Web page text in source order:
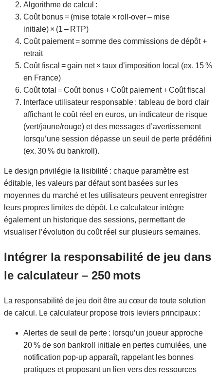
Algorithme de calcul :
Coût bonus = (mise totale × roll‑over – mise
initiale) × (1 – RTP)
Coût paiement = somme des commissions de dépôt +
retrait
Coût fiscal = gain net × taux d’imposition local (ex. 15 %
en France)
Coût total = Coût bonus + Coût paiement + Coût fiscal
Interface utilisateur responsable : tableau de bord clair
affichant le coût réel en euros, un indicateur de risque
(vert/jaune/rouge) et des messages d’avertissement
lorsqu’une session dépasse un seuil de perte prédéfini
(ex. 30 % du bankroll).
Le design privilégie la lisibilité : chaque paramètre est
éditable, les valeurs par défaut sont basées sur les
moyennes du marché et les utilisateurs peuvent enregistrer
leurs propres limites de dépôt. Le calculateur intègre
également un historique des sessions, permettant de
visualiser l’évolution du coût réel sur plusieurs semaines.
Intégrer la responsabilité de jeu dans
le calculateur – 250 mots
La responsabilité de jeu doit être au cœur de toute solution
de calcul. Le calculateur propose trois leviers principaux :
Alertes de seuil de perte : lorsqu’un joueur approche
20 % de son bankroll initiale en pertes cumulées, une
notification pop‑up apparaît, rappelant les bonnes
pratiques et proposant un lien vers des ressources